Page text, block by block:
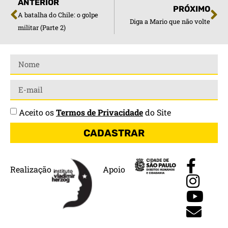
ANTERIOR
A batalha do Chile: o golpe
militar (Parte 2)
PRÓXIMO
Diga a Mario que não volte
Realização Apoio
Aceito osTermos de Privacidadedo Site
CADASTRAR